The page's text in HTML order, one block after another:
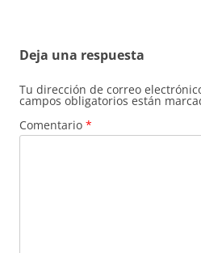
Deja una respuesta
Tu dirección de correo
campos obligatorios están
Comentario *